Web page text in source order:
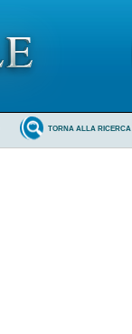
TORNA ALLA RICERCA